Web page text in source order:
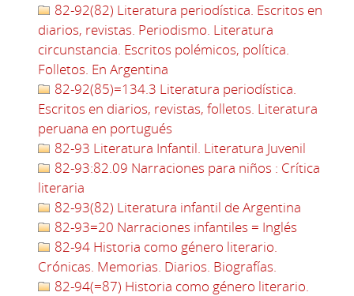
82-92(82) Literatura periodística. Escritos en
diarios, revistas. Periodismo. Literatura
circunstancia. Escritos polémicos, política.
Folletos. En Argentina
82-92(85)=134.3 Literatura periodística.
Escritos en diarios, revistas, folletos. Literatura
peruana en portugués
82-93 Literatura Infantil. Literatura Juvenil
82-93:82.09 Narraciones para niños : Crítica
literaria
82-93(82) Literatura infantil de Argentina
82-93=20 Narraciones infantiles = Inglés
82-94 Historia como género literario.
Crónicas. Memorias. Diarios. Biografías.
82-94(=87) Historia como género literario.